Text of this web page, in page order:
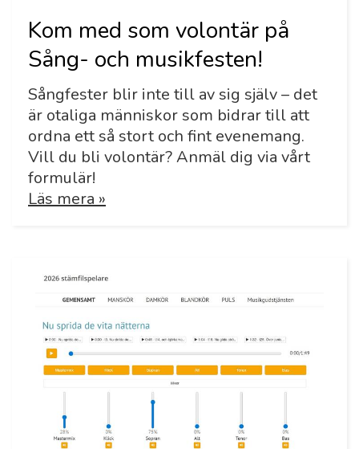
Kom med som volontär på
Sång- och musikfesten!
Sångfester blir inte till av sig själv – det
är otaliga människor som bidrar till att
ordna ett så stort och fint evenemang.
Vill du bli volontär? Anmäl dig via vårt
formulär!
Läs mera »